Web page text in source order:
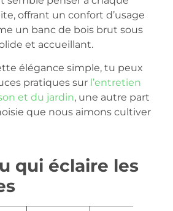
offrant un confort d’usage
un banc de bois brut sous
et accueillant.
élégance simple, tu peux
pratiques sur l’entretien
et du jardin, une autre part
que nous aimons cultiver
qui éclaire les